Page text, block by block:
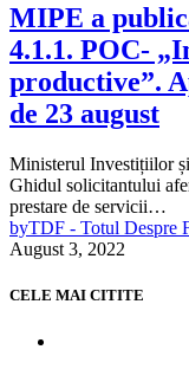
MIPE a
4.1.1. POC-
productive”.
de 23 august
Ministerul Investițiilor
Ghidul solicitantului
prestare de servicii…
byTDF - Totul Despre
August 3, 2022
CELE MAI CITITE